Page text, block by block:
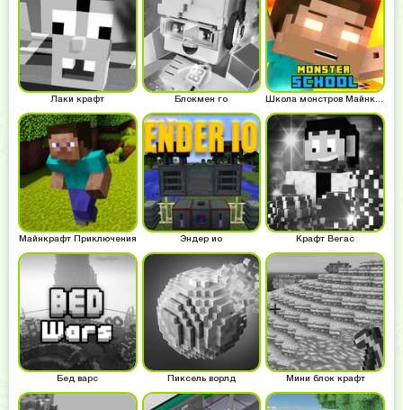
Лаки крафт Блокмен го Школа монстров Майнкрафт
Майнкрафт Приключения Эндер ио Крафт Вегас
Бед варс Пиксель ворлд Мини блок крафт